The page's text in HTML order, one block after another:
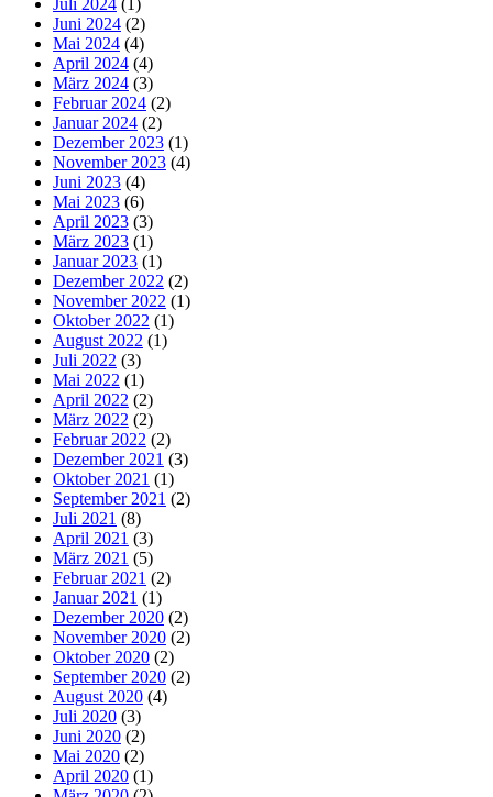
Juni 2024 (2)
Mai 2024 (4)
April 2024 (4)
März 2024 (3)
Februar 2024 (2)
Januar 2024 (2)
Dezember 2023 (1)
November 2023 (4)
Juni 2023 (4)
Mai 2023 (6)
April 2023 (3)
März 2023 (1)
Januar 2023 (1)
Dezember 2022 (2)
November 2022 (1)
Oktober 2022 (1)
August 2022 (1)
Juli 2022 (3)
Mai 2022 (1)
April 2022 (2)
März 2022 (2)
Februar 2022 (2)
Dezember 2021 (3)
Oktober 2021 (1)
September 2021 (2)
Juli 2021 (8)
April 2021 (3)
März 2021 (5)
Februar 2021 (2)
Januar 2021 (1)
Dezember 2020 (2)
November 2020 (2)
Oktober 2020 (2)
September 2020 (2)
August 2020 (4)
Juli 2020 (3)
Juni 2020 (2)
Mai 2020 (2)
April 2020 (1)